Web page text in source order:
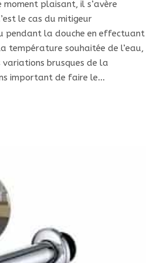
plaisant, il s’avère
le cas du mitigeur
pendant la douche en effectuant
température souhaitée de l’eau,
brusques de la
important de faire le…